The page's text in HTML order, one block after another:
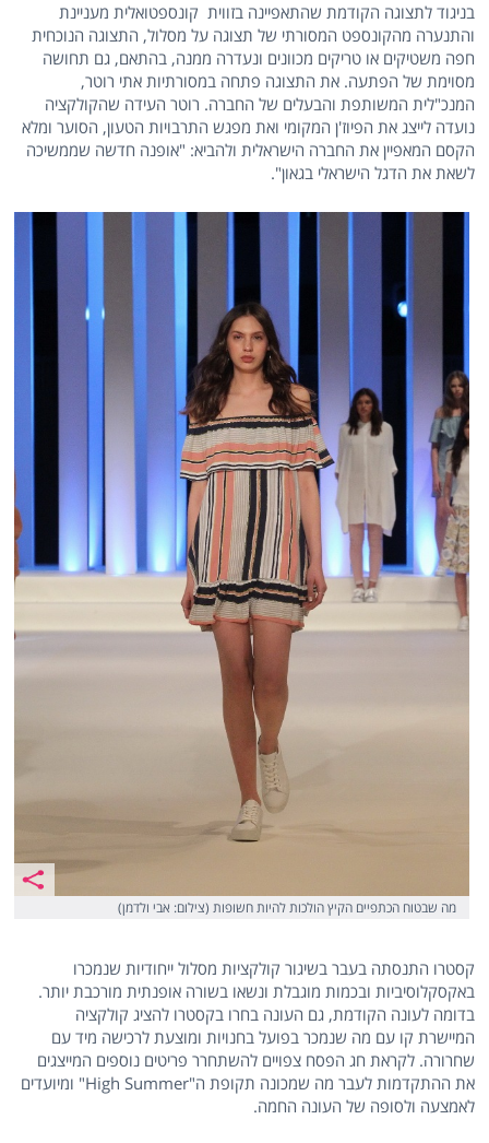
בניגוד לתצוגה הקודמת שהתאפיינה בזווית קונספטואלית מעניינת
והתנערה מהקונספט המסורתי של תצוגה על מסלול, התצוגה הנוכחית
חפה משטיקים או טריקים מכוונים ונעדרה ממנה, בהתאם, גם תחושה
מסוימת של הפתעה. את התצוגה פתחה במסורתיות אתי רוטר,
המנכ"לית המשותפת והבעלים של החברה. רוטר העידה שהקולקציה
נועדה לייצג את הפיוז'ן המקומי ואת מפגש התרבויות הטעון, הסוער ומלא
הקסם המאפיין את החברה הישראלית ולהביא: "אופנה חדשה שממשיכה
לשאת את הדגל הישראלי בגאון".
מה שבטוח הכתפיים הקיץ הולכות להיות חשופות (צילום: אבי ולדמן)
קסטרו התנסתה בעבר בשיגור קולקציות מסלול ייחודיות שנמכרו
באקסקלוסיביות ובכמות מוגבלת ונשאו בשורה אופנתית מורכבת יותר.
בדומה לעונה הקודמת, גם העונה בחרו בקסטרו להציג קולקציה
המיישרת קו עם מה שנמכר בפועל בחנויות ומוצעת לרכישה מיד עם
שחרורה. לקראת חג הפסח צפויים להשתחרר פריטים נוספים המייצגים
את ההתקדמות לעבר מה שמכונה תקופת ה"High Summer" ומיועדים
לאמצעה ולסופה של העונה החמה.